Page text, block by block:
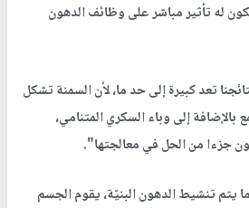
له تأثير مباشر على وظائف الدهون
تعد كبيرة إلى حد ما، لأن السمنة تشكل
إلى وباء السكري المتنامي،
جزءا من الحل في معالجتها".
يتم تنشيط الدهون البنيّة، يقوم الجسم